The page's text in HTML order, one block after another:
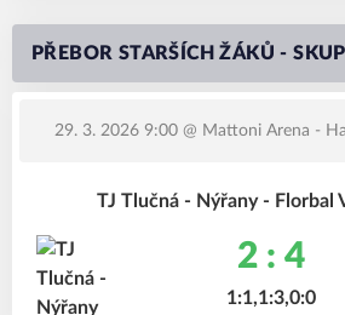
PŘEBOR STARŠÍCH ŽÁKŮ -
29. 3. 2026 9:00@ Mattoni Arena -
TJ Tlučná - Nýřany - Florbal
2 : 4
1:1,1:3,0:0